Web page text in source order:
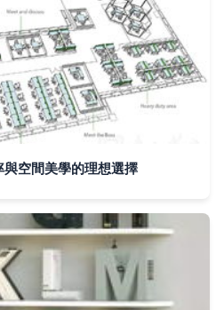
空間美學的理想選擇